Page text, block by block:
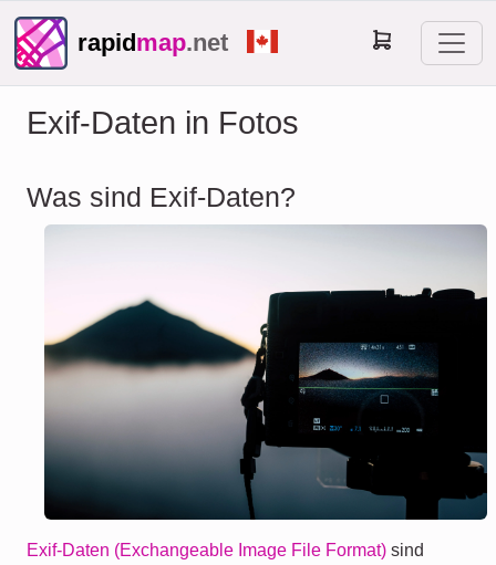
rapidmap.net
Exif-Daten in Fotos
Was sind Exif-Daten?
Exif-Daten (Exchangeable Image File Format) sind